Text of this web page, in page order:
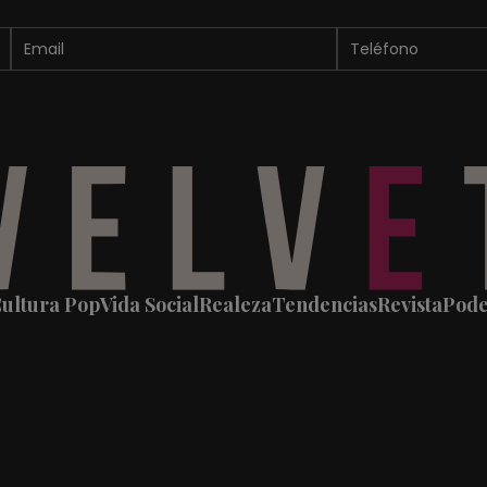
PopVida SocialRealezaTendenciasRevista